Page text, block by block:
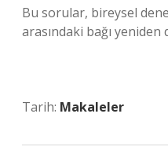
Bu sorular, bireysel
arasındaki bağı
Tarih: Makaleler